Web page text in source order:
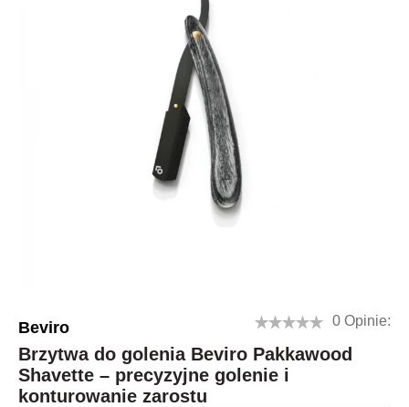
Beviro 0 Opinie:
Brzytwa do golenia Beviro Pakkawood
Shavette – precyzyjne golenie i
konturowanie zarostu